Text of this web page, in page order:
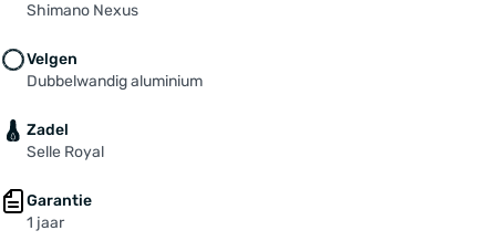
Shimano Nexus
Velgen
Dubbelwandig aluminium
Zadel
Selle Royal
Garantie
1 jaar